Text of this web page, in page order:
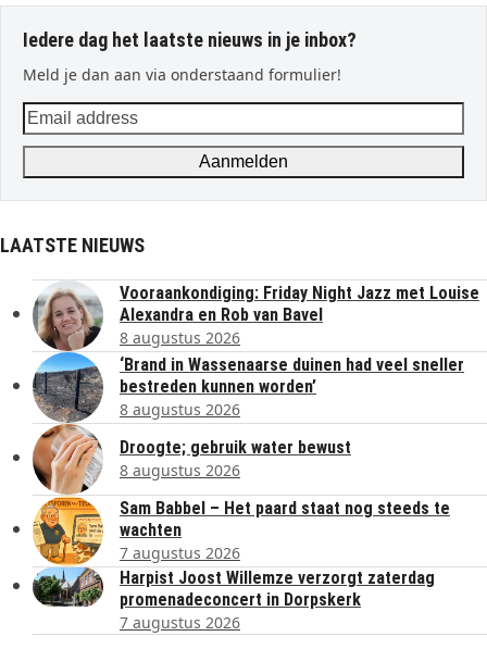
Iedere dag het laatste nieuws in je inbox?
Meld je dan aan via onderstaand formulier!
Email
address
Aanmelden
LAATSTE NIEUWS
Vooraankondiging: Friday Night Jazz met Louise
Alexandra en Rob van Bavel
8 augustus 2026
‘Brand in Wassenaarse duinen had veel sneller
bestreden kunnen worden’
8 augustus 2026
Droogte; gebruik water bewust
8 augustus 2026
Sam Babbel – Het paard staat nog steeds te
wachten
7 augustus 2026
Harpist Joost Willemze verzorgt zaterdag
promenadeconcert in Dorpskerk
7 augustus 2026